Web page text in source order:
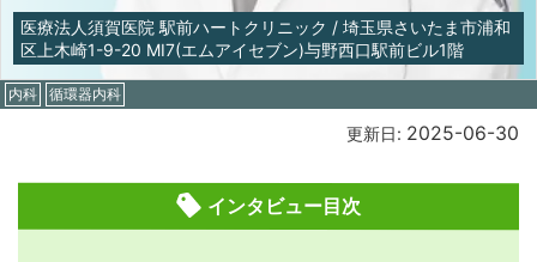
医療法人須賀医院 駅前ハートクリニック / 埼玉県さいたま市浦和
区上木崎1-9-20 MI7(エムアイセブン)与野西口駅前ビル1階
内科 循環器内科
更新日: 2025-06-30
インタビュー目次